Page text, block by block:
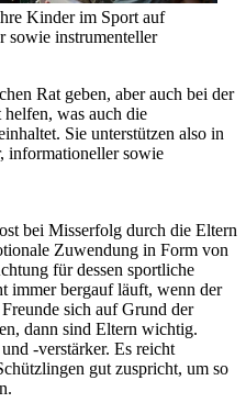
Kinder im Sport auf
sowie instrumenteller
Rat geben, aber auch bei der
was auch die
Sie unterstützen also in
informationeller sowie
bei Misserfolg durch die Eltern
Zuwendung in Form von
für dessen sportliche
immer bergauf läuft, wenn der
sich auf Grund der
dann sind Eltern wichtig.
-verstärker. Es reicht
gut zuspricht, um so